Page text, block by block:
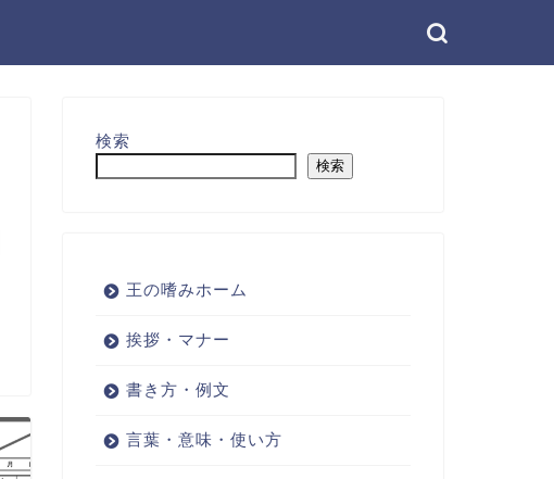
検索
検索
王の嗜みホーム
挨拶・マナー
書き方・例文
言葉・意味・使い方